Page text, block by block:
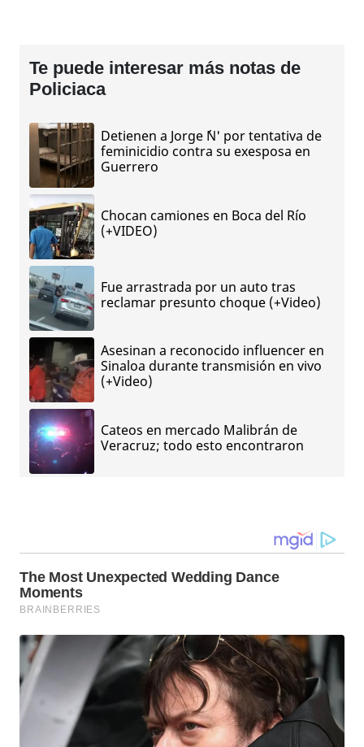
Te puede interesar más notas de
Policiaca
Detienen a Jorge ´N' por tentativa de
feminicidio contra su exesposa en
Guerrero
Chocan camiones en Boca del Río
(+VIDEO)
Fue arrastrada por un auto tras
reclamar presunto choque (+Video)
Asesinan a reconocido influencer en
Sinaloa durante transmisión en vivo
(+Video)
Cateos en mercado Malibrán de
Veracruz; todo esto encontraron